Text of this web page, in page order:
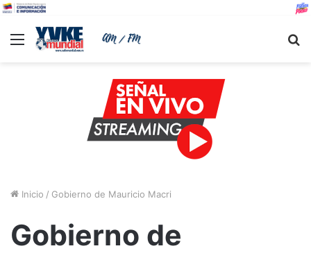
Menu
Inicio / Gobierno de Mauricio Macri
Gobierno de